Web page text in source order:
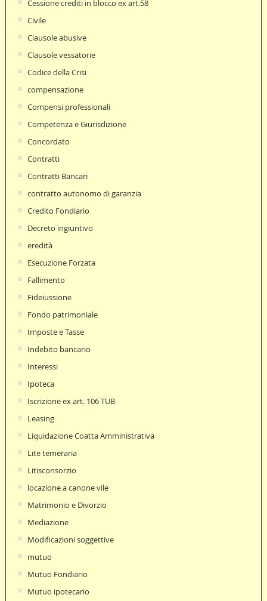
Cessione crediti in blocco ex art.58
Civile
Clausole abusive
Clausole vessatorie
Codice della Crisi
compensazione
Compensi professionali
Competenza e Giurisdizione
Concordato
Contratti
Contratti Bancari
contratto autonomo di garanzia
Credito Fondiario
Decreto ingiuntivo
eredità
Esecuzione Forzata
Fallimento
Fideiussione
Fondo patrimoniale
Imposte e Tasse
Indebito bancario
Interessi
Ipoteca
Iscrizione ex art. 106 TUB
Leasing
Liquidazione Coatta Amministrativa
Lite temeraria
Litisconsorzio
locazione a canone vile
Matrimonio e Divorzio
Mediazione
Modificazioni soggettive
mutuo
Mutuo Fondiario
Mutuo ipotecario